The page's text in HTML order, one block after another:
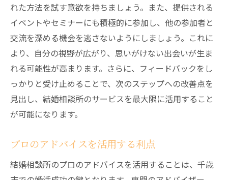
れた方法を試す意欲を持ちましょう。また、提供される
イベントやセミナーにも積極的に参加し、他の参加者と
交流を深める機会を逃さないようにしましょう。これに
より、自分の視野が広がり、思いがけない出会いが生ま
れる可能性が高まります。さらに、フィードバックをし
っかりと受け止めることで、次のステップへの改善点を
見出し、結婚相談所のサービスを最大限に活用すること
が可能になります。
プロのアドバイスを活用する利点
結婚相談所のプロのアドバイスを活用することは、千歳